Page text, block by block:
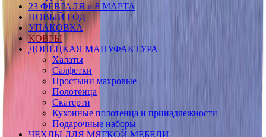
23 ФЕВРАЛЯ и 8 МАРТА
НОВЫЙ ГОД
УПАКОВКА
КОВРЫ
ДОНЕЦКАЯ МАНУФАКТУРА
Халаты
Салфетки
Простыни махровые
Полотенца
Скатерти
Кухонные полотенца и принадлежности
Подарочные наборы
ЧЕХЛЫ ДЛЯ МЯГКОЙ МЕБЕЛИ